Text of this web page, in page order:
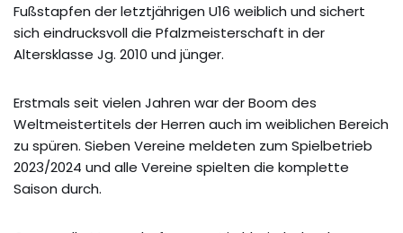
Fußstapfen der letztjährigen U16 weiblich und sichert
sich eindrucksvoll die Pfalzmeisterschaft in der
Altersklasse Jg. 2010 und jünger.
Erstmals seit vielen Jahren war der Boom des
Weltmeistertitels der Herren auch im weiblichen Bereich
zu spüren. Sieben Vereine meldeten zum Spielbetrieb
2023/2024 und alle Vereine spielten die komplette
Saison durch.